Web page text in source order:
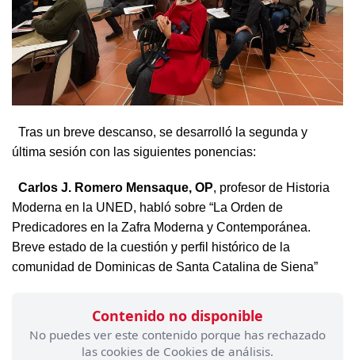
Tras un breve descanso, se desarrolló la segunda y
última sesión con las siguientes ponencias:
Carlos J. Romero Mensaque, OP, profesor de Historia
Moderna en la UNED, habló sobre “La Orden de
Predicadores en la Zafra Moderna y Contemporánea.
Breve estado de la cuestión y perfil histórico de la
comunidad de Dominicas de Santa Catalina de Siena”
Contenido no disponible
No puedes ver este contenido porque has rechazado
las cookies de Cookies de análisis.